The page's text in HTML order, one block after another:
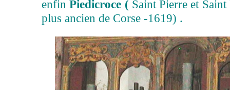
enfinPiedicroce ( Saint Pierre et
plus ancien de Corse -1619) .